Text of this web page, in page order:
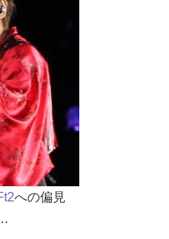
への偏見